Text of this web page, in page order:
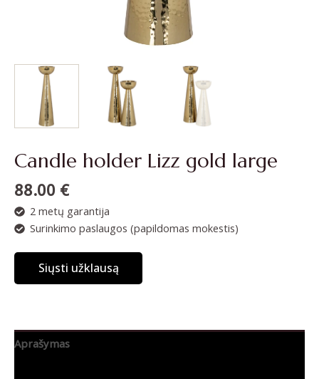
Candle holder Lizz gold large
88.00 €
2 metų garantija
Surinkimo paslaugos (papildomas mokestis)
Siųsti užklausą
Aprašymas